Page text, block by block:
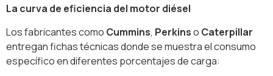
La curva de eficiencia del motor diésel
Los fabricantes como Cummins, Perkinso Caterpillar
entregan fichas técnicas donde se muestra el consumo
específico en diferentes porcentajes de carga: